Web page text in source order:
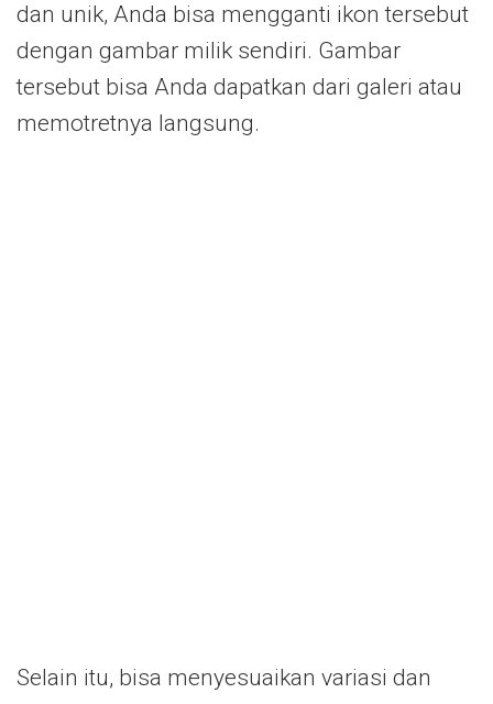
dan unik, Anda bisa mengganti ikon tersebut
dengan gambar milik sendiri. Gambar
tersebut bisa Anda dapatkan dari galeri atau
memotretnya langsung.
Selain itu, bisa menyesuaikan variasi dan